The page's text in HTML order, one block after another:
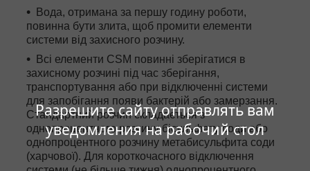
Разрешите сайту отправлять вам
уведомления на рабочий стол
Вода, отримана за першу годину роботи,
повинна бути злита, щоб промити елементи
системи від захисного розчину.
Всі елементи CSM повинні зберігатися в
захисному розчині під час зберігання,
транспортування або при відключенні системи
для запобігання появи бактерій або замерзання.
Стандартний розчин складається з
однопроцентного розчину бісульфату соди або
однопроцентного розчину метабисульфита соди
(харчової). Для короткочасного відключення